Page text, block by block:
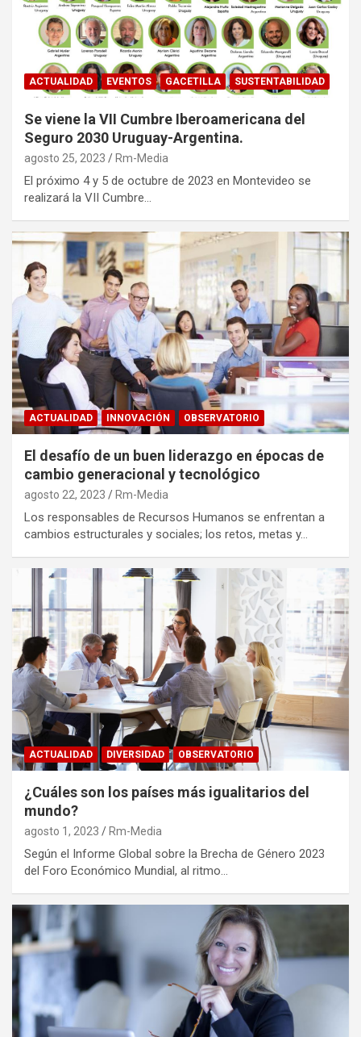
ACTUALIDAD EVENTOS GACETILLA SUSTENTABILIDAD
Se viene laVII Cumbre Iberoamericana del
Seguro 2030 Uruguay-Argentina.
agosto 25, 2023 Rm-Media
El próximo 4 y 5 de octubre de 2023 en Montevideo se
realizará la VII Cumbre…
ACTUALIDAD INNOVACIÓN OBSERVATORIO
El desafío de un buen liderazgo en épocas de
cambio generacional y tecnológico
agosto 22, 2023 Rm-Media
Los responsables de Recursos Humanos se enfrentan a
cambios estructurales y sociales; los retos, metas y…
ACTUALIDAD DIVERSIDAD OBSERVATORIO
¿Cuáles son los países más igualitarios del
mundo?
agosto 1, 2023 Rm-Media
Según el Informe Global sobre la Brecha de Género 2023
del Foro Económico Mundial, al ritmo…